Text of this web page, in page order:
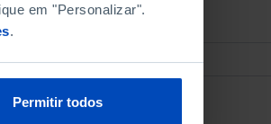
em "Personalizar".
.
Permitir todos
ORDENAR POR